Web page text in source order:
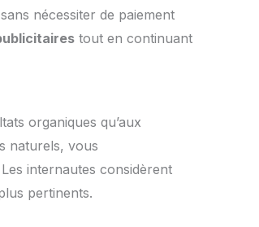
nécessiter de paiement
tout en continuant
organiques qu’aux
naturels, vous
internautes considèrent
pertinents.